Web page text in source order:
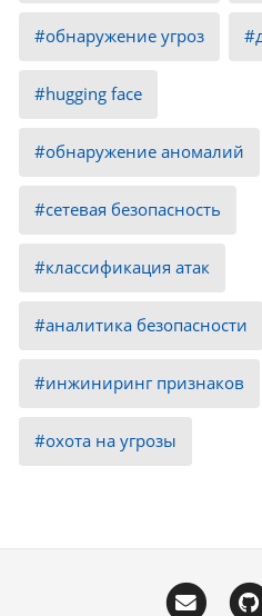
обнаружение угроз
hugging face
обнаружение аномалий
сетевая безопасность
классификация атак
аналитика безопасности
инжиниринг признаков
охота на угрозы